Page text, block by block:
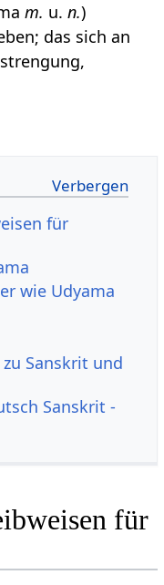
m. u.n.)
das sich an
für
wie Udyama
Sanskrit und
Sanskrit -
für